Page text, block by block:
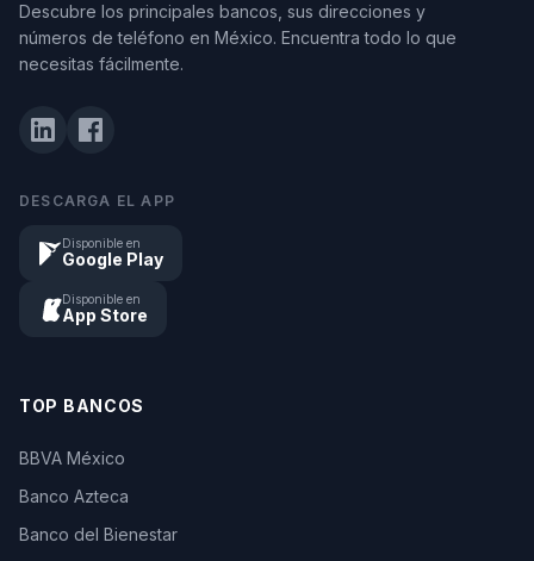
Descubre los principales bancos, sus direcciones y
números de teléfono en México. Encuentra todo lo que
necesitas fácilmente.
DESCARGA EL APP
Disponible en
Google Play
Disponible en
App Store
TOP BANCOS
BBVA México
Banco Azteca
Banco del Bienestar